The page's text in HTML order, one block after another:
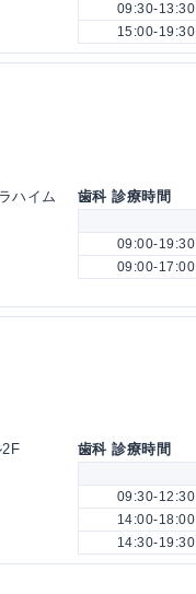
09:30-13:30
15:00-19:30
ハイム
歯科 診療時間
09:00-19:30
09:00-17:00
歯科 診療時間
09:30-12:30
14:00-18:00
14:30-19:30